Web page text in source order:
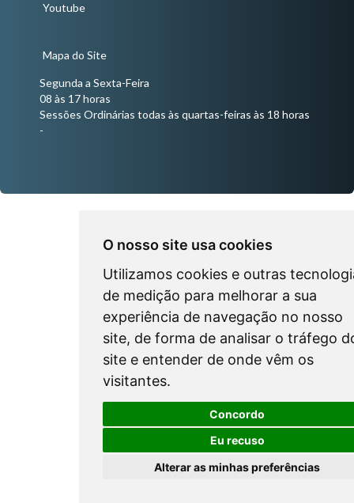
O nosso site usa cookies
Utilizamos cookies e outras
de medição para melhorar a sua
experiência de navegação no nosso
site, de forma de analisar o tráfego
site e entender de onde vêm os
visitantes.
Concordo
Eu recuso
Alterar as minhas preferências
Youtube
Mapa do Site
Segunda a Sexta-Feira
08 às 17 horas
Sessões Ordinárias todas às quartas-feiras às 18 horas
-